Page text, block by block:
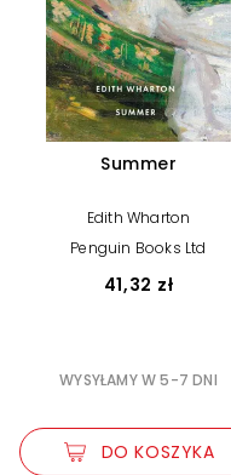
Summer
Edith Wharton
Penguin Books Ltd
41,32 zł
WYSYŁAMY W 5-7 DNI
DO KOSZYKA